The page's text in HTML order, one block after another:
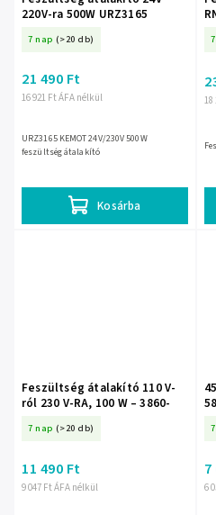
220V-ra 500W URZ3165
7 nap (>20 db)
16 921 Ft ÁFA nélkül
21 490 Ft
Kosárba
URZ3165 KEMOT 24V/230V 500W
feszültség átalakító
18
Feszültség átalakító 110 V-
ról 230 V-RA, 100 W – 3860-
7 nap (>20 db)
9 047 Ft ÁFA nélkül
11 490 Ft
6